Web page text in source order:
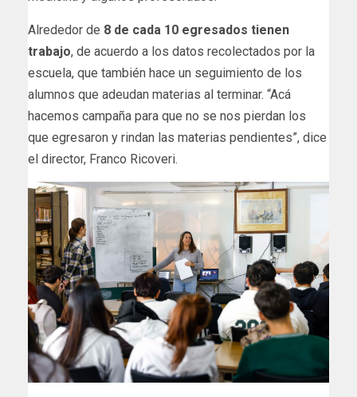
Alrededor de 8 de cada 10 egresados tienen
trabajo, de acuerdo a los datos recolectados por la
escuela, que también hace un seguimiento de los
alumnos que adeudan materias al terminar. “Acá
hacemos campaña para que no se nos pierdan los
que egresaron y rindan las materias pendientes”, dice
el director, Franco Ricoveri.